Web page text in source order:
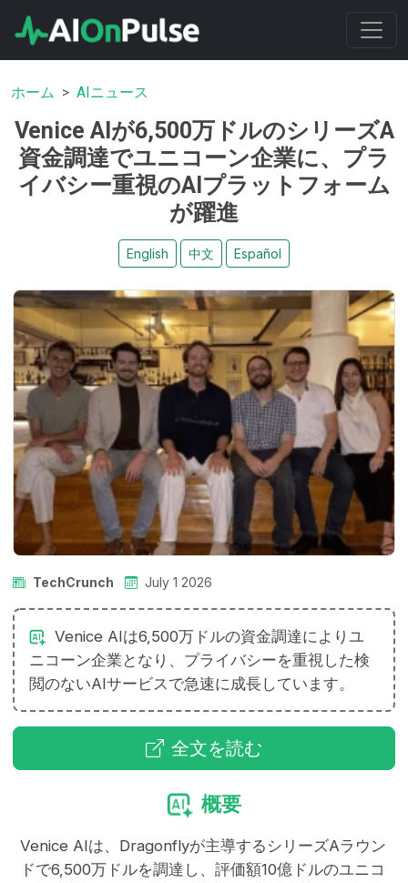
ホーム AIニュース
Venice AIが6,500万ドルのシリーズA
資金調達でユニコーン企業に、プラ
イバシー重視のAIプラットフォーム
が躍進
English 中文 Español
TechCrunch July 1 2026
Venice AIは6,500万ドルの資金調達によりユ
ニコーン企業となり、プライバシーを重視した検
閲のないAIサービスで急速に成長しています。
全文を読む
概要
Venice AIは、Dragonflyが主導するシリーズAラウン
ドで6,500万ドルを調達し、評価額10億ドルのユニコ